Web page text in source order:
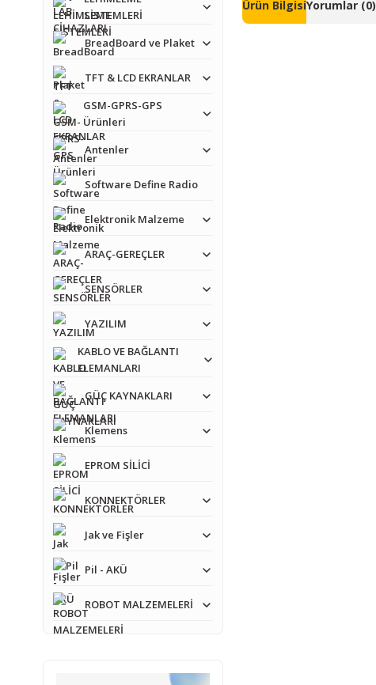
SİSTEMLERİ
BreadBoard ve Plaket
TFT & LCD EKRANLAR
GSM-GPRS-GPS
Ürünleri
Antenler
Software Define Radio
Elektronik Malzeme
ARAÇ-GEREÇLER
SENSÖRLER
YAZILIM
KABLO VE BAĞLANTI
ELEMANLARI
GÜÇ KAYNAKLARI
Klemens
EPROM SİLİCİ
KONNEKTÖRLER
Jak ve Fişler
Pil - AKÜ
ROBOT MALZEMELERİ
Ürün BilgisiYorumlar (0)